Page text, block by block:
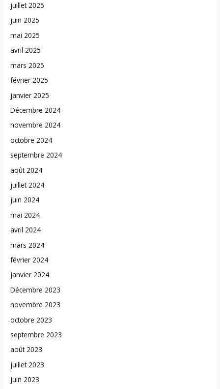
juillet 2025
juin 2025
mai 2025
avril 2025
mars 2025
février 2025
janvier 2025
Décembre 2024
novembre 2024
octobre 2024
septembre 2024
août 2024
juillet 2024
juin 2024
mai 2024
avril 2024
mars 2024
février 2024
janvier 2024
Décembre 2023
novembre 2023
octobre 2023
septembre 2023
août 2023
juillet 2023
juin 2023